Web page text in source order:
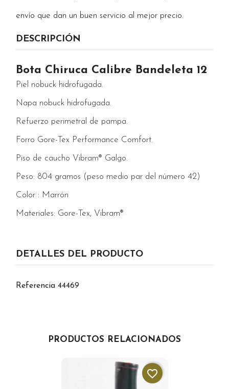
envío que dan un buen servicio al mejor precio.
DESCRIPCIÓN
Bota Chiruca Calibre Bandeleta 12
Piel nobuck hidrofugada.
Napa nobuck hidrofugada.
Refuerzo perimetral de pampa.
Forro Gore-Tex Performance Comfort.
Piso de caucho Vibram® Galgo.
Peso: 804 gramos (peso medio par del número 42)
Color : Marrón
Materiales: Gore-Tex, Vibram®
DETALLES DEL PRODUCTO
Referencia 44469
PRODUCTOS RELACIONADOS
favorite_border